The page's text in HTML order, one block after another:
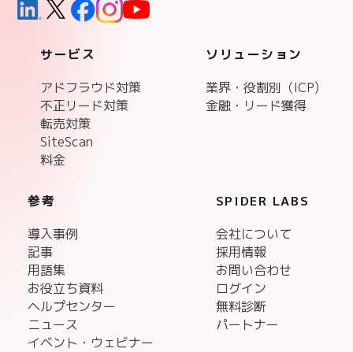
サービス
アドフラウド対策
不正リード対策
転売対策
SiteScan
料金
ソリューション
業界・役割別（ICP)
金融・リード獲得
参考
導入事例
記事
用語集
お役立ち資料
ヘルプセンター
ニュース
イベント・ウェビナー
SPIDER LABS
会社について
採用情報
お問い合わせ
ログイン
無料診断
パートナー